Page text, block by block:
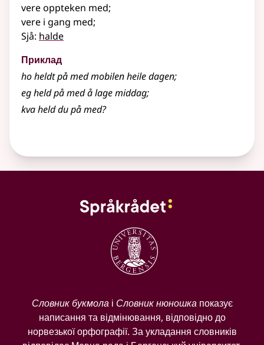
vere oppteken med;
vere i gang med;
Sjå: halde
Приклад
ho heldt på med mobilen heile dagen;
eg held på med å lage middag;
kva held du på med?
Словник букмолаі Словник нюношкапоказує
написання та відмінювання, відповідно до
норвезької орфографії. За укладання словників